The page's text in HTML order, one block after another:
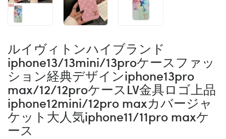
ルイヴィトンハイブランド
iphone13/13mini/13proケースファッ
ション経典デザインiphone13pro
max/12/12proケースLV金具ロゴ上品
iphone12mini/12pro maxカバージャ
ケット大人気iphone11/11pro maxケ
ース